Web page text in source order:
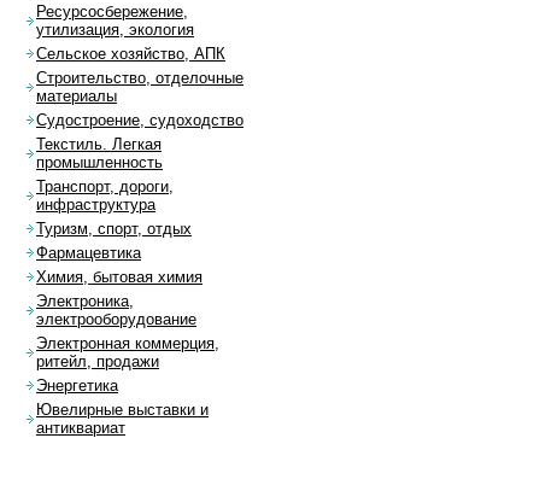
Ресурсосбережение,
утилизация, экология
Сельское хозяйство, АПК
Строительство, отделочные
материалы
Судостроение, судоходство
Текстиль. Легкая
промышленность
Транспорт, дороги,
инфраструктура
Туризм, спорт, отдых
Фармацевтика
Химия, бытовая химия
Электроника,
электрооборудование
Электронная коммерция,
ритейл, продажи
Энергетика
Ювелирные выставки и
антиквариат